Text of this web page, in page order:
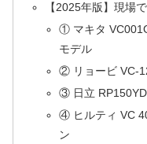
【2025年版】現場
① マキタ
モデル
② リョービ VC-
③ 日立
④ ヒルティ VC
ン